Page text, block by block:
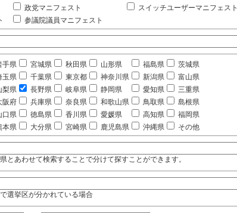
政党マニフェスト
スイッチユーザーマニフェスト
参議院議員マニフェスト
手県 宮城県 秋田県 山形県 福島県
茨城県
玉県 千葉県 東京都 神奈川県 新潟県
富山県
梨県 長野県 岐阜県 静岡県 愛知県
三重県
阪府 兵庫県 奈良県 和歌山県 鳥取県
島根県
口県 徳島県 香川県 愛媛県 高知県
福岡県
本県 大分県 宮崎県 鹿児島県 沖縄県 その他
とあわせて検索することで分けて探すことができます。
選挙区が分かれている場合